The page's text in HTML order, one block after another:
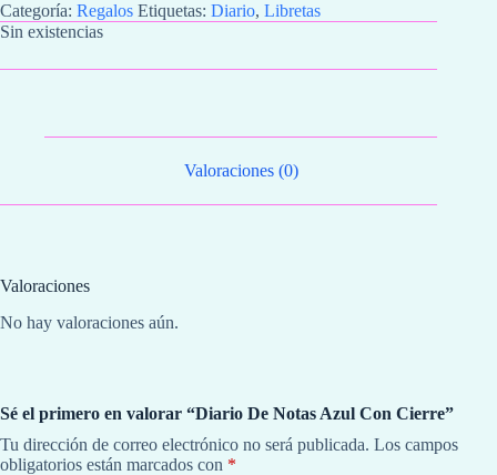
Categoría: Regalos Etiquetas: Diario, Libretas
Sin existencias
Valoraciones (0)
Valoraciones
No hay valoraciones aún.
Sé el primero en valorar “Diario De Notas Azul Con Cierre”
Tu dirección de correo electrónico no será publicada. Los campos
obligatorios están marcados con *